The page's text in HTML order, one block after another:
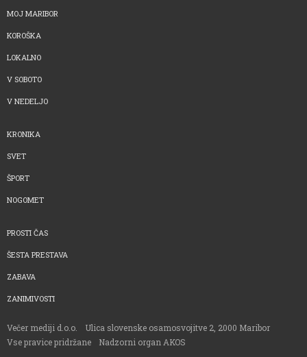
MOJ MARIBOR
KOROŠKA
LOKALNO
V SOBOTO
V NEDELJO
KRONIKA
SVET
ŠPORT
NOGOMET
PROSTI ČAS
ŠESTA PRESTAVA
ZABAVA
ZANIMIVOSTI
Večer mediji d.o.o.
Ulica slovenske osamosvojitve 2, 2000 Maribor
Vse pravice pridržane
Nadzorni organ AKOS